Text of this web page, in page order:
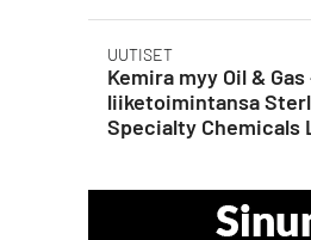
UUTISET
Kemira myy Oil & Gas
liiketoimintansa
Specialty Chemicals